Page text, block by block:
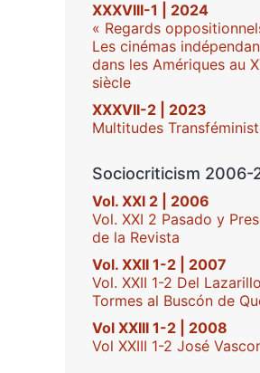
XXXVIII-1 | 2024
« Regards
Les cinémas
dans les Amériques au
siècle
XXXVII-2 | 2023
Multitudes
Sociocriticism 2006-
Vol. XXI 2 | 2006
Vol. XXI 2 Pasado y
de la Revista
Vol. XXII 1-2 | 2007
Vol. XXII 1-2 Del
Tormes al Buscón de
Vol XXIII 1-2 | 2008
Vol XXIII 1-2 José